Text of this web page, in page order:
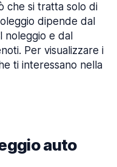
che si tratta solo di
dipende dal
e dal
Per visualizzare i
ti interessano nella
auto